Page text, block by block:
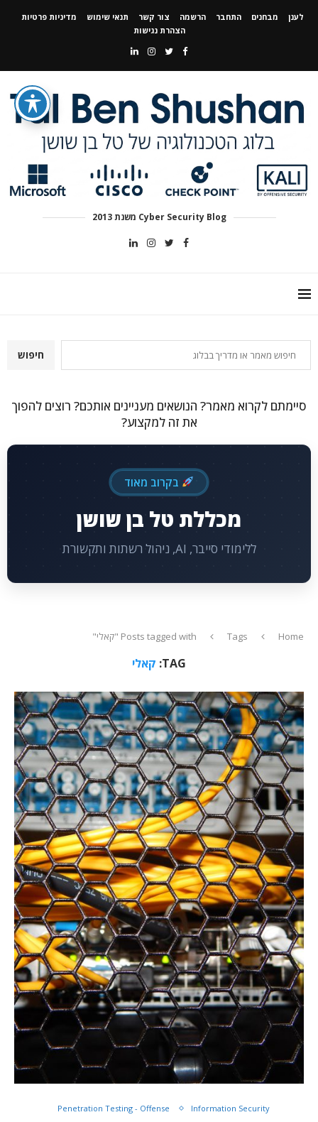
לענן מבחנים התחבר הרשמה צור קשר תנאי שימוש
מדיניות פרטיות
הצהרת נגישות
Cyber Security Blog משנת 2013
חיפוש
סיימתם לקרוא מאמר? הנושאים מעניינים אותכם? רוצים להפוך
את זה למקצוע?
בקרוב מאוד
מכללת טל בן שושן
ללימודי סייבר, AI, ניהול רשתות ותקשורת
Home
Tags Posts tagged with "קאלי"
TAG: קאלי
Information Security
Penetration Testing - Offense